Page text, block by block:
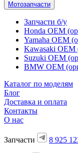
Мотозапчасти
Запчасти б/у
Honda OEM
Yamaha OEM
Kawasaki OEM
Suzuki OEM
BMW OEM
Каталог по моделям
Блог
Доставка и оплата
Контакты
О нас
Запчасти 8 925